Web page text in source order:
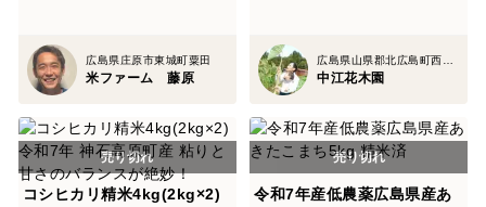
広島県庄原市東城町粟田
米ファーム 藤原 中江花木園
コシヒカリ精米4kg(2kg×2)
令和7年産低農薬広島県産あ